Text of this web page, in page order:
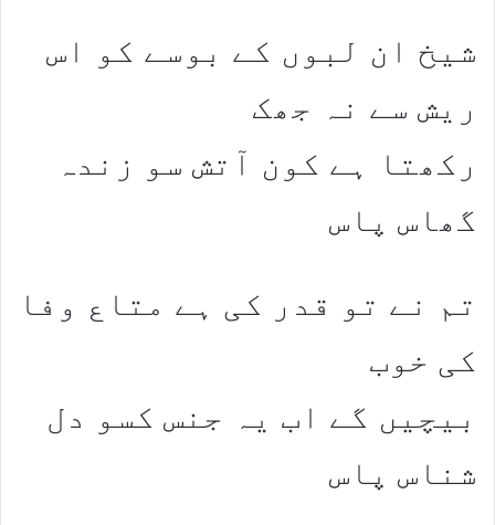
شیخ ان لبوں کے بوسے کو اس
ریش سے نہ جھک
رکھتا ہے کون آتش سو زندہ
گھاس پاس
تم نے تو قدر کی ہے متاع وفا
کی خوب
بیچیں گے اب یہ جنس کسو دل
شناس پاس